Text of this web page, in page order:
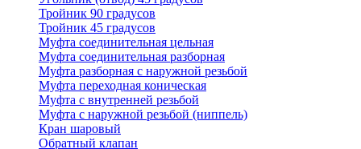
Тройник 90 градусов
Тройник 45 градусов
Муфта соединительная цельная
Муфта соединительная разборная
Муфта разборная с наружной резьбой
Муфта переходная коническая
Муфта с внутренней резьбой
Муфта с наружной резьбой (ниппель)
Кран шаровый
Обратный клапан